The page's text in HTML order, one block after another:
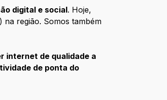
digital e social. Hoje,
na região. Somos também
internet de qualidade a
de ponta do